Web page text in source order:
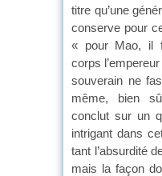
titre qu’une
conserve pour
« pour Mao, il
corps
souverain ne
même, bien
conclut sur un
intrigant dans
tant l’absurdité
mais la façon